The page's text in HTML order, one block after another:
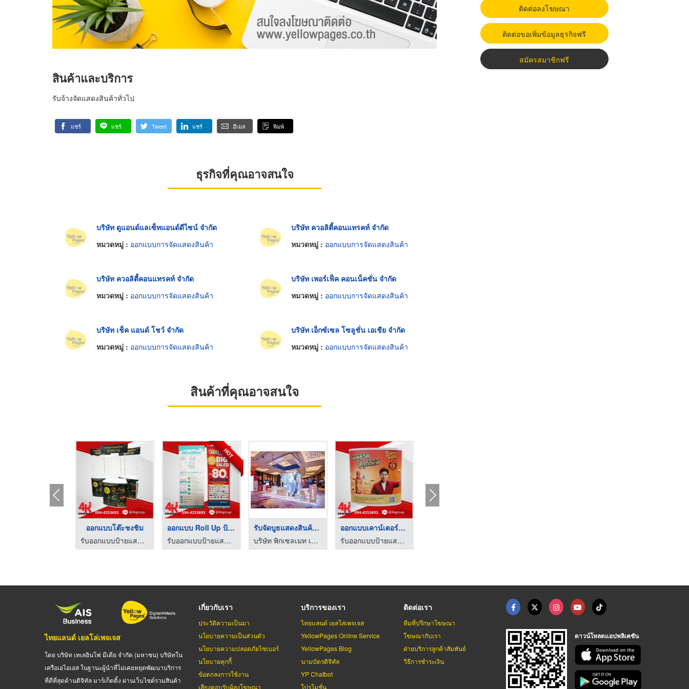
สินค้าและบริการ
รับจ้างจัดแสดงสินค้าทั่วไป
แชร์ แชร์ Tweet แชร์ อีเมล พิมพ์
ธุรกิจที่คุณอาจสนใจ
บริษัท ดูแอนด์แลเซ็ทแอนด์ดีไซน์ จำกัด
หมวดหมู่ : ออกแบบการจัดแสดงสินค้า
บริษัท ควอลิตี้คอนแทรคท์ จำกัด
หมวดหมู่ : ออกแบบการจัดแสดงสินค้า
บริษัท ควอลิตี้คอนแทรคท์ จำกัด
หมวดหมู่ : ออกแบบการจัดแสดงสินค้า
บริษัท เพอร์เฟ็ค คอนเน็คชั่น จำกัด
หมวดหมู่ : ออกแบบการจัดแสดงสินค้า
บริษัท เช็ค แอนด์ โชว์ จำกัด
หมวดหมู่ : ออกแบบการจัดแสดงสินค้า
บริษัท เอ็กซ์เซล โซลูชั่น เอเชีย จำกัด
หมวดหมู่ : ออกแบบการจัดแสดงสินค้า
สินค้าที่คุณอาจสนใจ
รับออกแบบทำป้ายตั้งพ ...
รับออกแบบป้ายแสดงสินค้า รับออกแบบบูธแสดงสินค้า 4kgroup
ออกแบบป้ายแสดงสินค้า
รับออกแบบป้ายแสดงสินค้า รับออกแบบบูธแสดงสินค้า 4kgroup
รับออกแบบทำป้ายเอ็กซ ...
รับออกแบบป้ายแสดงสินค้า รับออกแบบบูธแสดงสินค้า 4kgroup
ออกแบบโต๊ะชงชิม
รับออกแบบป้ายแสดงสินค้า รับออกแบบบูธแสดงสินค้า 4kgroup
ติดต่อลงโฆษณา
ติดต่อขอเพิ่มข้อมูลธุรกิจฟรี
สมัครสมาชิกฟรี
ไทยแลนด์ เยลโล่เพจเจส
โดย บริษัท เทเลอินโฟ มีเดีย จำกัด (มหาชน) บริษัทใน
เครือเอไอเอส ในฐานะผู้นำที่ไม่เคยหยุดพัฒนาบริการ
ที่ดีที่สุดด้านดิจิทัล มาร์เก็ตติ้ง ผ่านเว็บไซต์รวมสินค้า
เกี่ยวกับเรา
ประวัติความเป็นมา
นโยบายความเป็นส่วนตัว
นโยบายความปลอดภัยไซเบอร์
นโยบายคุกกี้
ข้อตกลงการใช้งาน
เสียงตอบรับผู้ลงโฆษณา
บริการของเรา
ไทยแลนด์ เยลโล่เพจเจส
YellowPages Online Service
YellowPages Blog
นามบัตรดิจิทัล
YP Chatbot
โปรโมชั่น
ติดต่อเรา
ทีมที่ปรึกษาโฆษณา
โฆษณากับเรา
ฝ่ายบริการลูกค้าสัมพันธ์
วิธีการชำระเงิน
ดาวน์โหลดแอปพลิเคชัน